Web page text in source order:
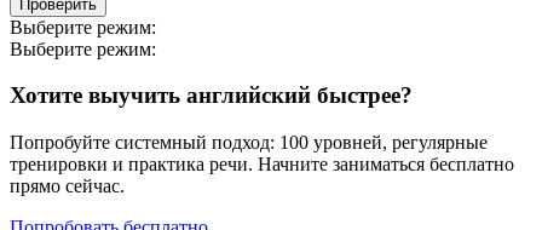
Проверить
Выберите режим:
Выберите режим:
Хотите выучить английский быстрее?
Попробуйте системный подход: 100 уровней, регулярные
тренировки и практика речи. Начните заниматься бесплатно
прямо сейчас.